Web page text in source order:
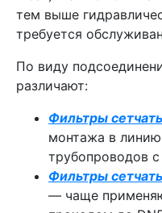
тем выше
требуется
По виду
различают:
Фильтры
монтажа в линию
трубопроводов
Фильтры
— чаще